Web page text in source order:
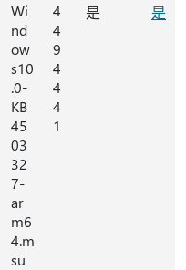
Wi
nd
ow
s10
.0-
KB
45
03
32
7-
ar
m6
4.m
su
4
4
9
4
4
4
1
是 是